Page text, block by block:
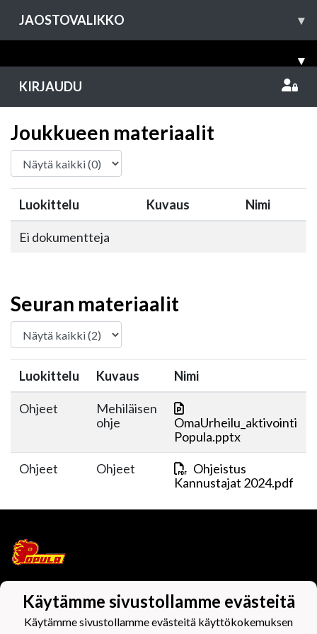
JAOSTOVALIKKO ▾
▾
KIRJAUDU
Joukkueen materiaalit
Luokittelu Kuvaus Nimi
Ei dokumentteja
Seuran materiaalit
Luokittelu Kuvaus Nimi
Ohjeet
Mehiläisen
ohje
OmaUrheilu_aktivointi
Popula.pptx
Ohjeet Ohjeet
Ohjeistus
Kannustajat 2024.pdf
Tietosuojaseloste
Käytämme sivustollamme evästeitä
Käytämme sivustollamme evästeitä käyttökokemuksen